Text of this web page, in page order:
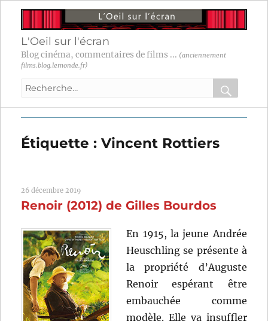
L'Oeil sur l'écran
Blog cinéma, commentaires de films ... (anciennement
films.blog.lemonde.fr)
Recherche
:
OK
Étiquette :Vincent Rottiers
26 décembre 2019
Renoir (2012) de Gilles Bourdos
En 1915, la jeune Andrée
Heuschling se présente à
la propriété d’Auguste
Renoir espérant être
embauchée comme
modèle. Elle va insuffler